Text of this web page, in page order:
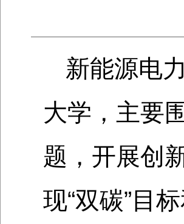
新能源电
大学，主要
题，开展创
现“双碳”目